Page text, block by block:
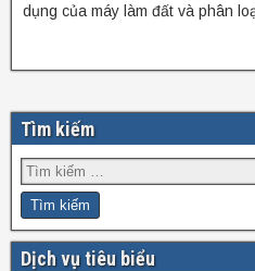
dụng của máy làm đất và phân
Tìm kiếm
Dịch vụ tiêu biểu